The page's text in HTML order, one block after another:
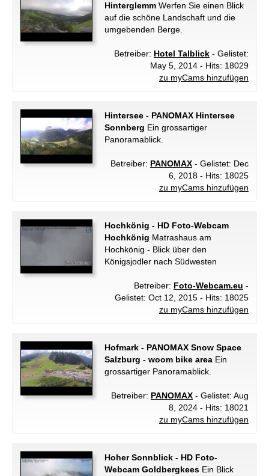
Hinterglemm Werfen Sie einen Blick
auf die schöne Landschaft und die
umgebenden Berge.
Betreiber: Hotel Talblick - Gelistet:
May 5, 2014 - Hits: 18029
zu myCams hinzufügen
Hintersee - PANOMAX Hintersee
Sonnberg Ein grossartiger
Panoramablick.
Betreiber: PANOMAX - Gelistet: Dec
6, 2018 - Hits: 18025
zu myCams hinzufügen
Hochkönig - HD Foto-Webcam
Hochkönig Matrashaus am
Hochkönig - Blick über den
Königsjodler nach Südwesten
Betreiber: Foto-Webcam.eu -
Gelistet: Oct 12, 2015 - Hits: 18025
zu myCams hinzufügen
Hofmark - PANOMAX Snow Space
Salzburg - woom bike area Ein
grossartiger Panoramablick.
Betreiber: PANOMAX - Gelistet: Aug
8, 2024 - Hits: 18021
zu myCams hinzufügen
Hoher Sonnblick - HD Foto-
Webcam Goldbergkees Ein Blick